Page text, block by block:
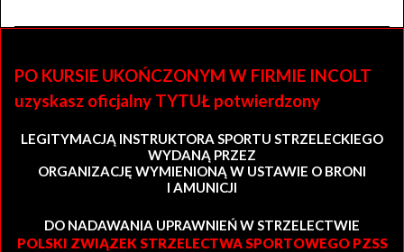
PO KURSIE UKOŃCZONYM W FIRMIE INCOLT
uzyskasz oficjalny TYTUŁ potwierdzony
LEGITYMACJĄ INSTRUKTORA SPORTU STRZELECKIEGO
WYDANĄ PRZEZ
ORGANIZACJĘ WYMIENIONĄ W USTAWIE O BRONI
I AMUNICJI
DO NADAWANIA UPRAWNIEŃ W STRZELECTWIE
POLSKI ZWIĄZEK STRZELECTWA SPORTOWEGO PZSS